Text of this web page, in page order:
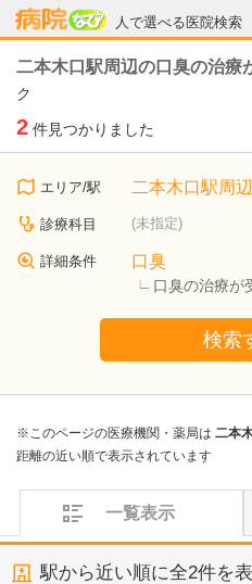
人で選べる医院検索
病院なび
二本木口駅周辺の口臭の治療
ク
2 件見つかりました
エリア/駅 二本木口駅周辺
診療科目 (未指定)
詳細条件 口臭
口臭の治療が
検索
※このページの医療機関・薬局は 二本
距離の近い順で表示されています
一覧表示
駅から近い順に全2件を